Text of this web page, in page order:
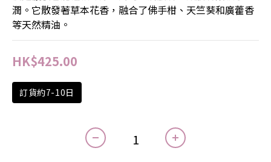
潤。它散發著草本花香，融合了佛手柑、天竺葵和廣藿香
等天然精油。
HK$425.00
訂貨約7-10日